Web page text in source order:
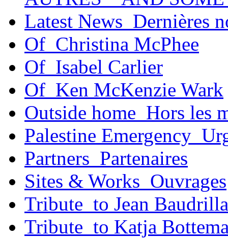
Latest News_Dernières
Of_Christina McPhee
Of_Isabel Carlier
Of_Ken McKenzie Wark
Outside home_Hors les
Palestine
Partners_Partenaires
Sites & Works_Ouvrages
Tribute_to Jean
Tribute_to Katja